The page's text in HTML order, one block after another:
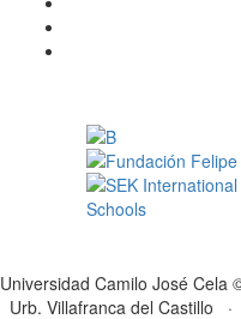
Universidad Camilo José
Urb. Villafranca del Castillo